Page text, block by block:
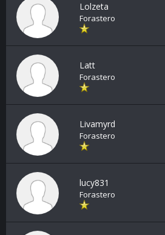
Lolzeta
Forastero
Latt
Forastero
Livamyrd
Forastero
lucy831
Forastero